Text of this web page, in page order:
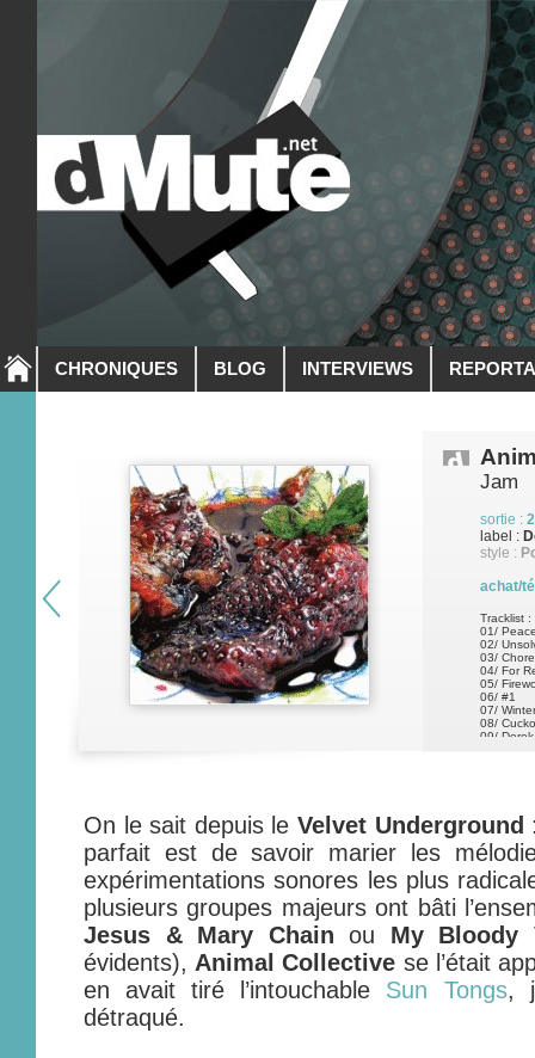
CHRONIQUES BLOG INTERVIEWS
Jam
sortie :
label :
style :
achat/
Tracklist :
01/
02/
03/
04/ For
05/
06/ #1
07/
08/
09/ Derek
On le sait depuis le Velvet Underground
parfait est de savoir marier les
expérimentations sonores les plus
plusieurs groupes majeurs ont bâti
Jesus & Mary Chain ou My Bloody
évidents), Animal Collective se l’était
en avait tiré l’intouchable Sun Tongs,
détraqué.